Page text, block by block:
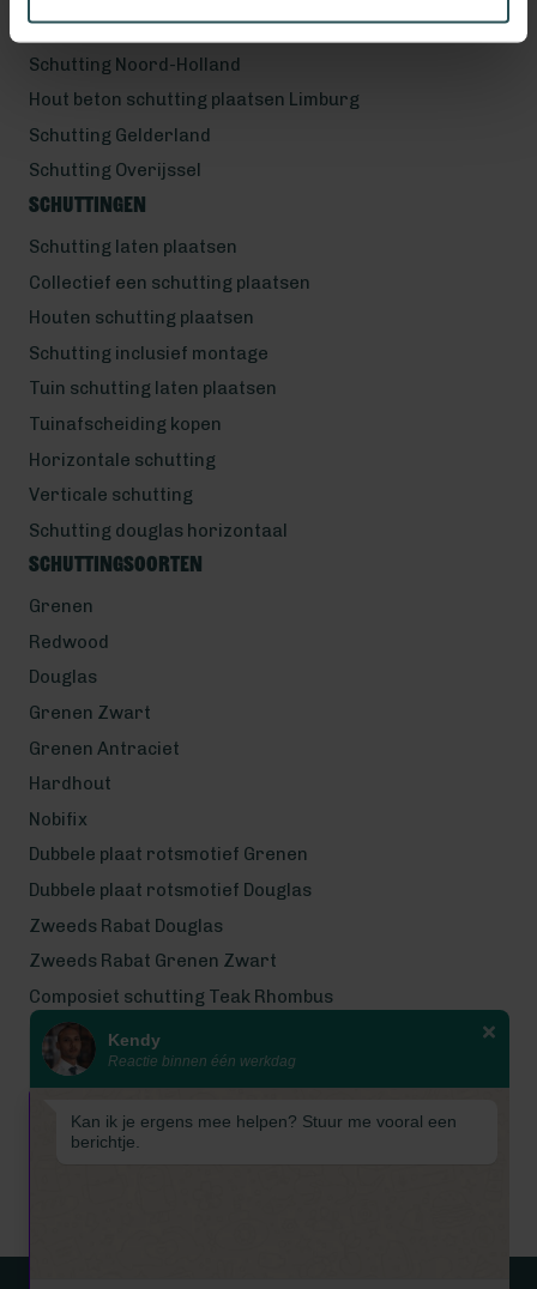
Wij zijn even met bouwvak! Van 7
tot en met 16 augustus is
Schutting Zuid-Holland
Schutting Noord-Holland
Hout beton schutting plaatsen Limburg
Schutting Gelderland
Schutting Overijssel
Schuttingen
Schutting laten plaatsen
Collectief een schutting plaatsen
Houten schutting plaatsen
Schutting inclusief montage
Tuin schutting laten plaatsen
Tuinafscheiding kopen
Horizontale schutting
Verticale schutting
Schutting douglas horizontaal
Schuttingsoorten
Grenen
Redwood
Douglas
Grenen Zwart
Grenen Antraciet
Hardhout
Nobifix
Dubbele plaat rotsmotief Grenen
Dubbele plaat rotsmotief Douglas
Zweeds Rabat Douglas
Zweeds Rabat Grenen Zwart
Composiet schutting Teak Rhombus
Wij werken met eerlijke
gecertificeerde houtsoorten
Kendy
Reactie binnen één werkdag
Kan ik je ergens mee helpen? Stuur me vooral een
berichtje.